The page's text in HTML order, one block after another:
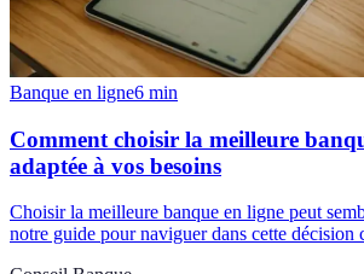
Banque en ligne6 min
Comment choisir la meilleure
adaptée à vos besoins
Choisir la meilleure banque en ligne peut
notre guide pour naviguer dans cette décision